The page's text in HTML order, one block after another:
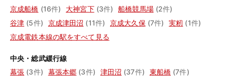
京成船橋 (16件) 大神宮下 (3件) 船橋競馬場 (2件)
谷津 (5件) 京成津田沼 (11件) 京成大久保 (7件) 実籾 (1件)
京成電鉄本線の駅をすべて見る
中央・総武緩行線
幕張 (3件) 幕張本郷 (3件) 津田沼 (37件) 東船橋 (7件)